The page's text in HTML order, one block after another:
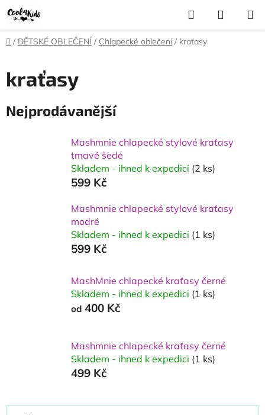
Přejít
na
obsah
Hledat
KOŠÍK
Domů
/ DĚTSKÉ OBLEČENÍ / Chlapecké oblečení / kraťasy
kraťasy
Nejprodávanější
Mashmnie chlapecké stylové kraťasy
tmavě šedé
Skladem - ihned k expedici (2 ks)
599 Kč
Mashmnie chlapecké stylové kraťasy
modré
Skladem - ihned k expedici (1 ks)
599 Kč
MashMnie chlapecké kraťasy černé
Skladem - ihned k expedici (1 ks)
od 400 Kč
Mashmnie chlapecké kraťasy černé
Skladem - ihned k expedici (1 ks)
499 Kč